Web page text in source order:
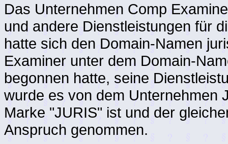
Das Unternehmen Comp
und andere Dienstleistungen für
hatte sich den Domain-Namen
Examiner unter dem Domain-
begonnen hatte, seine
wurde es von dem Unternehmen
Marke "JURIS" ist und der
Anspruch genommen.